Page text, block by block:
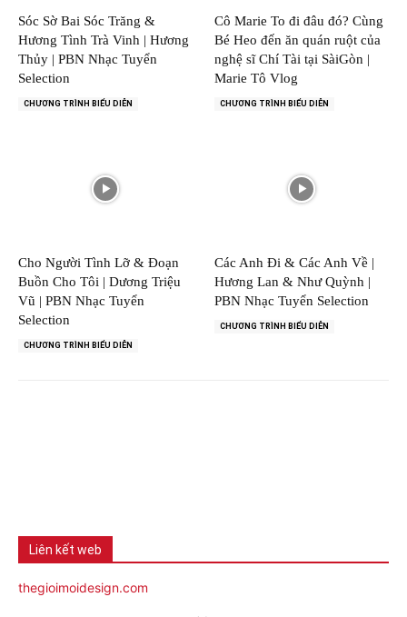
Sóc Sờ Bai Sóc Trăng &
Hương Tình Trà Vinh | Hương
Thủy | PBN Nhạc Tuyển
Selection
CHƯƠNG TRÌNH BIỂU DIỄN
Cô Marie To đi đâu đó? Cùng
Bé Heo đến ăn quán ruột của
nghệ sĩ Chí Tài tại SàiGòn |
Marie Tô Vlog
CHƯƠNG TRÌNH BIỂU DIỄN
Cho Người Tình Lỡ & Đoạn
Buồn Cho Tôi | Dương Triệu
Vũ | PBN Nhạc Tuyển
Selection
CHƯƠNG TRÌNH BIỂU DIỄN
Các Anh Đi & Các Anh Về |
Hương Lan & Như Quỳnh |
PBN Nhạc Tuyển Selection
CHƯƠNG TRÌNH BIỂU DIỄN
Liên kết web
thegioimoidesign.com